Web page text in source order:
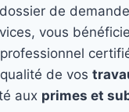
de
vous
professionnel
de vos
aux primes et